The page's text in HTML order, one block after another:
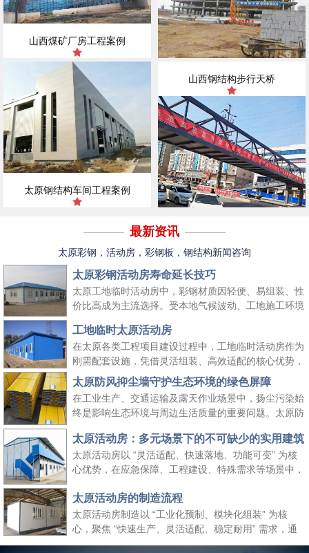
山西煤矿厂房工程案例
太原钢结构车间工程案例
山西钢结构步行天桥
最新资讯
太原彩钢，活动房，彩钢板，钢结构新闻咨询
太原彩钢活动房寿命延长技巧
太原工地临时活动房中，彩钢材质因轻便、易组装、性
价比高成为主流选择。受本地气候波动、工地施工环境
握科学的养护方法，既能延长其使用周期、降低工地周
转成本，又能保障太原工地临时活动房的使用安全，适
配长期施工场景需求。
工地临时太原活动房
在太原各类工程项目建设过程中，工地临时活动房作为
刚需配套设施，凭借灵活组装、高效适配的核心优势，
成为保障施工团队生活与工作的重要空间载体。它既能
快速响应工地临时空间需求，又能适配太原本地气候与
施工场景特点，为工程项目顺利推进提供坚实支撑，同
时契合绿色施工、高效管控的行业理念。
太原防风抑尘墙守护生态环境的绿色屏障
在工业生产、交通运输及露天作业场景中，扬尘污染始
终是影响生态环境与周边生活质量的重要问题。太原防
学的结构设计与实用性能，成为各行各业管控扬尘、践
行绿色发展理念的关键选择，为生态保护与生产安全筑
起双重防线。
太原活动房：多元场景下的不可缺少的实用建筑
太原活动房以 “灵活适配、快速落地、功能可变” 为核
心优势，在应急保障、工程建设、特殊需求等场景中，
决了 “临时使用” 的便捷性需求，更填补了传统建筑在
时效性、灵活性与经济性上的空白，是现代社会应对多
元需求的重要建筑补充。
太原活动房的制造流程
太原活动房制造以 “工业化预制、模块化组装” 为核
心，聚焦 “快速生产、灵活适配、稳定耐用” 需求，通
过标准化流程把控各环节，确保成品满足临时办公、居